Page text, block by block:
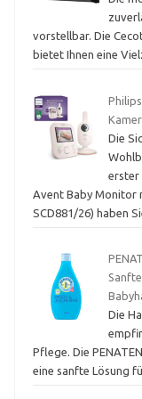
vorstellbar. Die
bietet Ihnen eine
Die
erster
Avent Baby Monitor
SCD881/26) haben
Die
Pflege. Die
eine sanfte Lösung